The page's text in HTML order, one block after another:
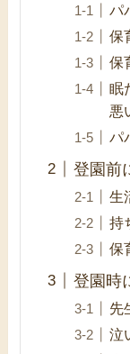
パ
保
保
眠
悪
パ
登園前
生
持
保
登園時
先
泣